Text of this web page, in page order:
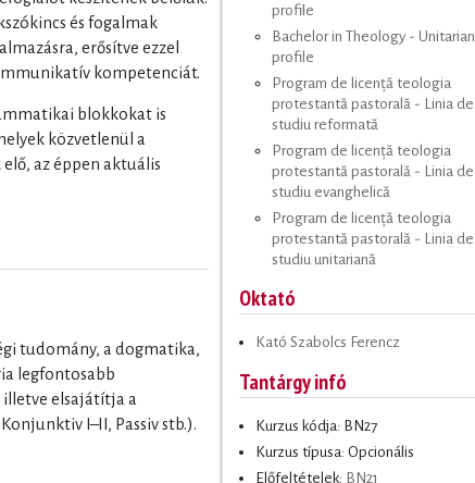
és fogalmak
erősítve ezzel
kompetenciát.
blokkokat is
közvetlenül a
az éppen aktuális
tudomány, a dogmatika,
legfontosabb
illetve elsajátítja a
I–II, Passiv stb.).
profile
Bachelor in Theology - Unitarian
profile
Program de licență teologia
protestantă pastorală - Linia de
studiu reformată
Program de licență teologia
protestantă pastorală - Linia de
studiu evanghelică
Program de licență teologia
protestantă pastorală - Linia de
studiu unitariană
Oktató
Kató Szabolcs Ferencz
Tantárgy infó
Kurzus kódja: BN27
Kurzus típusa: Opcionális
Előfeltételek: BN21